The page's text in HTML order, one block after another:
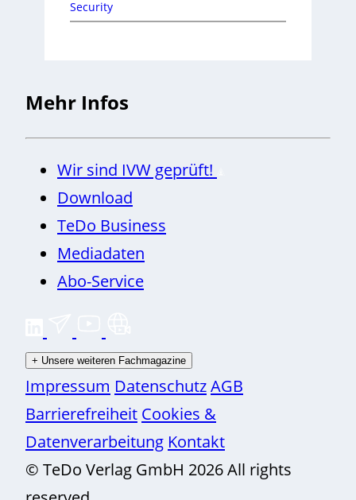
Security
Mehr Infos
Wir sind IVW geprüft!
Download
TeDo Business
Mediadaten
Abo-Service
+ Unsere weiteren Fachmagazine
Impressum DatenschutzAGB
Barrierefreiheit Cookies &
Datenverarbeitung Kontakt
© TeDo Verlag GmbH 2026 All rights